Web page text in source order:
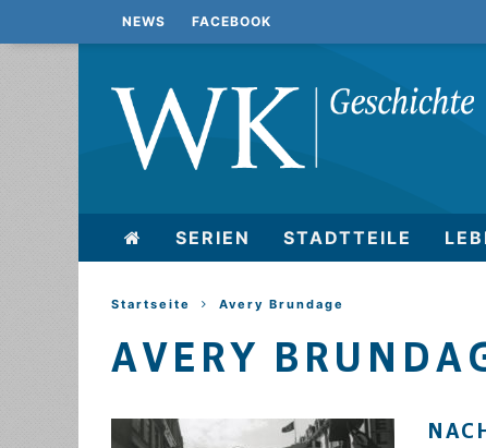
NEWS FACEBOOK
SERIEN STADTTEILE
Startseite Avery Brundage
AVERY